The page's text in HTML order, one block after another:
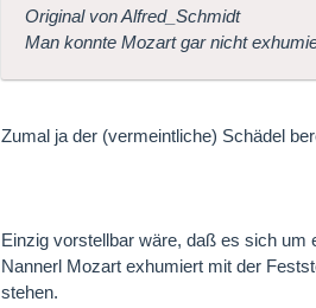
Original von Alfred_Schmidt
Man konnte Mozart gar nicht
Zumal ja der (vermeintliche) Schädel
Einzig vorstellbar wäre, daß es sich um
Nannerl Mozart exhumiert mit der
stehen.